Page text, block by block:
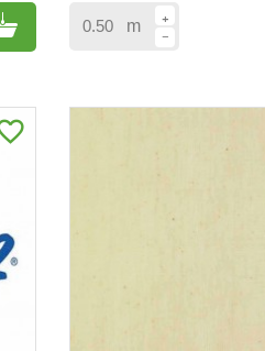
Add to cart m